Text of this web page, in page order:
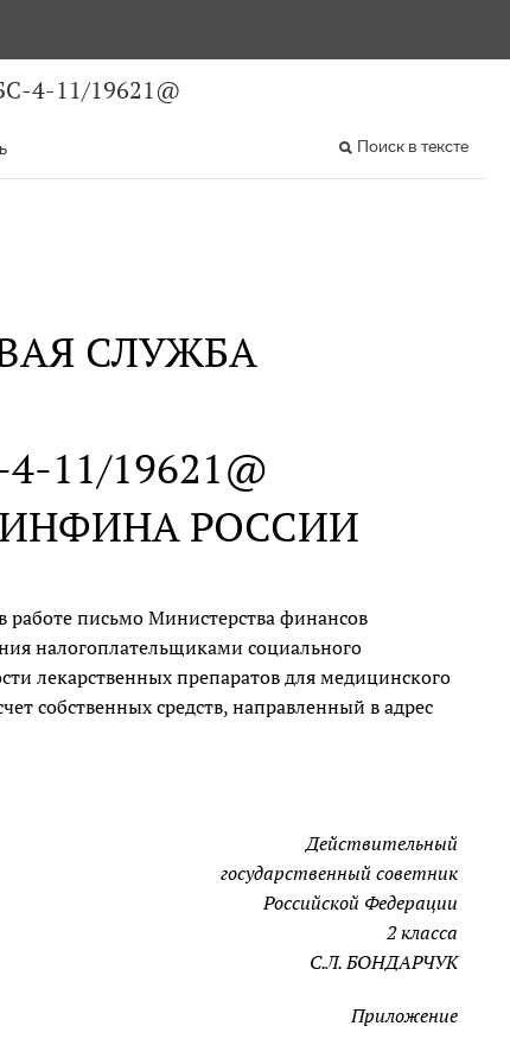
4-11/19621@
Поиск в тексте
СЛУЖБА
4-11/19621@
РОССИИ
работе письмо Министерства финансов
налогоплательщиками социального
лекарственных препаратов для медицинского
собственных средств, направленный в адрес
Действительный
государственный советник
Российской Федерации
2 класса
С.Л. БОНДАРЧУК
Приложение